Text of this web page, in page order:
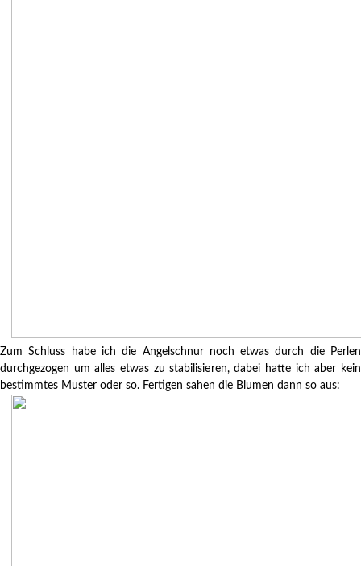
Zum Schluss habe ich die Angelschnur noch etwas durch die Perlen
durchgezogen um alles etwas zu stabilisieren, dabei hatte ich aber kein
bestimmtes Muster oder so. Fertigen sahen die Blumen dann so aus: